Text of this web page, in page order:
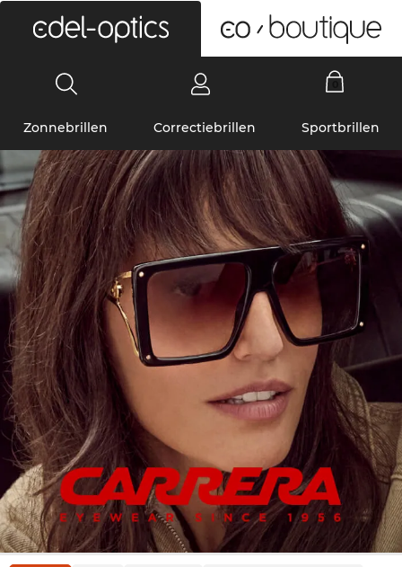
Zonnebrillen Correctiebrillen Sportbrillen